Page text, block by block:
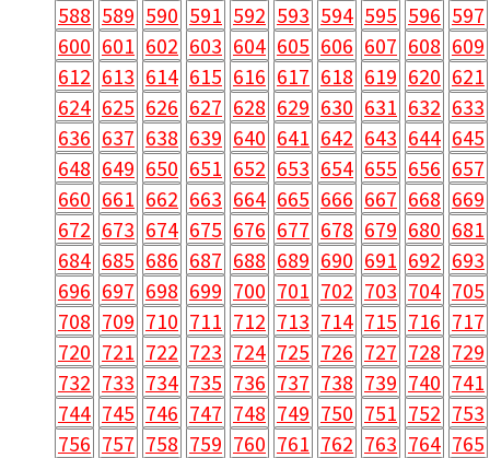
588 589 590 591 592 593 594 595 596 597
600 601 602 603 604 605 606 607 608 609
612 613 614 615 616 617 618 619 620 621
624 625 626 627 628 629 630 631 632 633
636 637 638 639 640 641 642 643 644 645
648 649 650 651 652 653 654 655 656 657
660 661 662 663 664 665 666 667 668 669
672 673 674 675 676 677 678 679 680 681
684 685 686 687 688 689 690 691 692 693
696 697 698 699 700 701 702 703 704 705
708 709 710 711 712 713 714 715 716 717
720 721 722 723 724 725 726 727 728 729
732 733 734 735 736 737 738 739 740 741
744 745 746 747 748 749 750 751 752 753
756 757 758 759 760 761 762 763 764 765